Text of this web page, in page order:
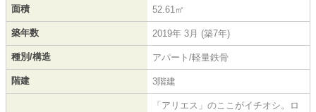
面積 52.61㎡
築年数 2019年 3月 (築7年)
種別/構造 アパート/軽量鉄骨
階建 3階建
「アリエス」のここがイチオシ。ロ